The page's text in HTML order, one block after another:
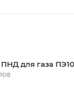
для газа